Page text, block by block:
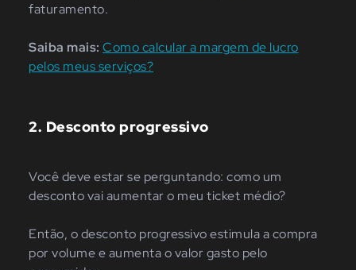
faturamento.
Saiba mais: Como calcular a margem de lucro
pelos meus serviços?
2. Desconto progressivo
Você deve estar se perguntando: como um
desconto vai aumentar o meu ticket médio?
Então, o desconto progressivo estimula a compra
por volume e aumenta o valor gasto pelo